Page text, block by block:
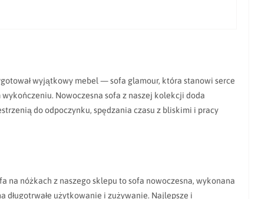
wyjątkowy mebel — sofa glamour, która stanowi serce
Nowoczesna sofa z naszej kolekcji doda
do odpoczynku, spędzania czasu z bliskimi i pracy
na nóżkach z naszego sklepu to sofa nowoczesna, wykonana
długotrwałe użytkowanie i zużywanie. Najlepsze i